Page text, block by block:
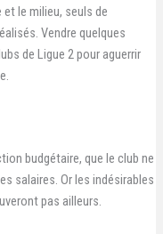
le milieu, seuls de
Vendre quelques
de Ligue 2 pour aguerrir
budgétaire, que le club ne
salaires. Or les indésirables
pas ailleurs.